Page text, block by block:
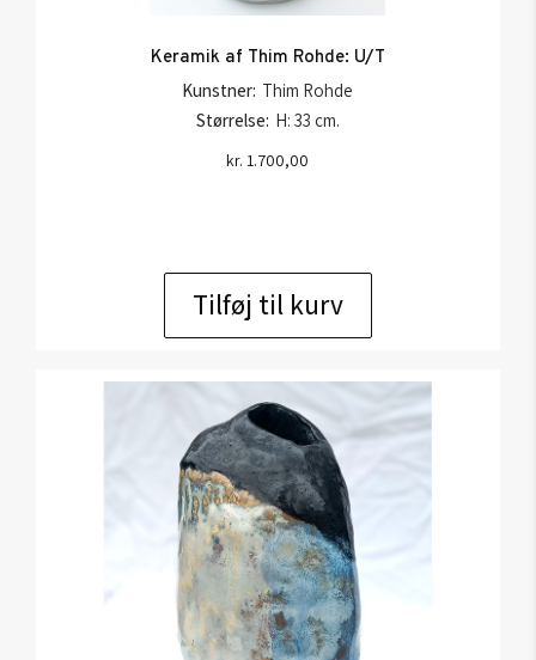
Keramik af Thim Rohde: U/T
Kunstner: Thim Rohde
Størrelse: H: 33 cm.
kr. 1.700,00
Tilføj til kurv